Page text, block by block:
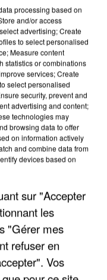
processing based on
and/or access
advertising; Create
to select personalised
Measure content
statistics or combinations
services; Create
select personalised
security, prevent and
advertising and content;
technologies may
browsing data to offer
on information actively
and combine data from
devices based on
sur "Accepter
les
"Gérer mes
refuser en
Vos